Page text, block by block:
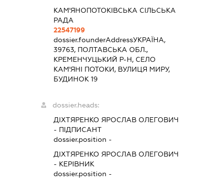
КАМ'ЯНОПОТОКІВСЬКА СІЛЬСЬКА
РАДА
22547199
dossier.founderAddressУКРАЇНА,
39763, ПОЛТАВСЬКА ОБЛ.,
КРЕМЕНЧУЦЬКИЙ Р-Н, СЕЛО
КАМ'ЯНІ ПОТОКИ, ВУЛИЦЯ МИРУ,
БУДИНОК 19
dossier.heads:
ДІХТЯРЕНКО ЯРОСЛАВ ОЛЕГОВИЧ
- ПІДПИСАНТ
dossier.position -
ДІХТЯРЕНКО ЯРОСЛАВ ОЛЕГОВИЧ
- КЕРІВНИК
dossier.position -